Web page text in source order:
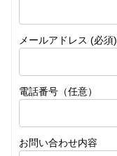
メールアドレス (必須)
電話番号（任意）
お問い合わせ内容